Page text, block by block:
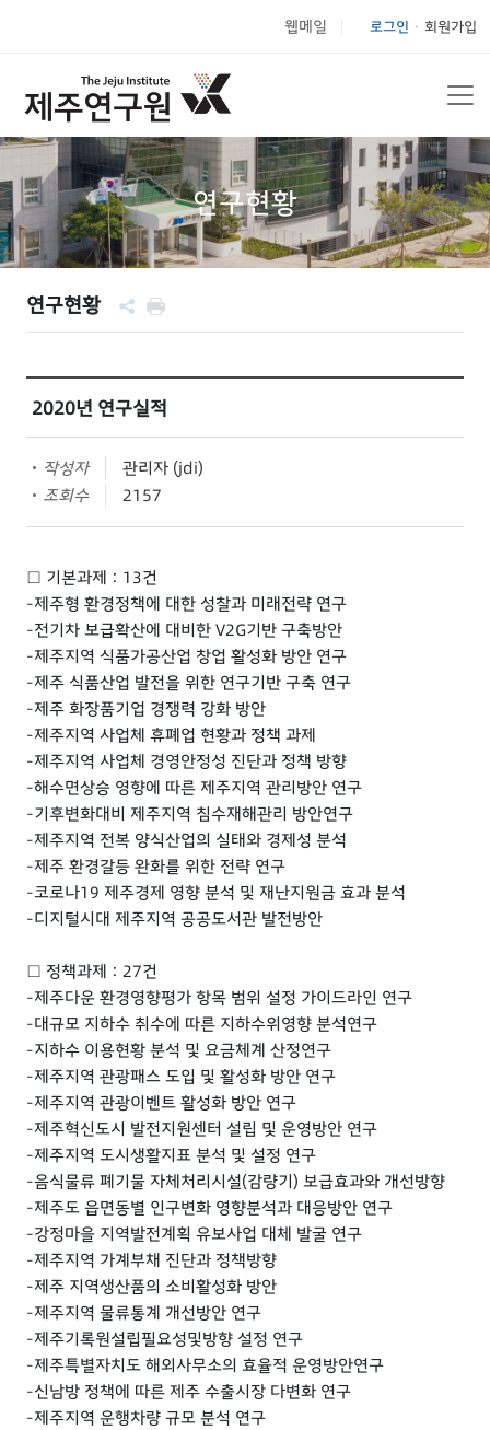
웹메일 로그인 회원가입
연구현황
연구현황
2020년 연구실적
작성자
관리자 (jdi)
조회수
2157
□ 기본과제 : 13건
-제주형 환경정책에 대한 성찰과 미래전략 연구
-전기차 보급확산에 대비한 V2G기반 구축방안
-제주지역 식품가공산업 창업 활성화 방안 연구
-제주 식품산업 발전을 위한 연구기반 구축 연구
-제주 화장품기업 경쟁력 강화 방안
-제주지역 사업체 휴폐업 현황과 정책 과제
-제주지역 사업체 경영안정성 진단과 정책 방향
-해수면상승 영향에 따른 제주지역 관리방안 연구
-기후변화대비 제주지역 침수재해관리 방안연구
-제주지역 전복 양식산업의 실태와 경제성 분석
-제주 환경갈등 완화를 위한 전략 연구
-코로나19 제주경제 영향 분석 및 재난지원금 효과 분석
-디지털시대 제주지역 공공도서관 발전방안
□ 정책과제 : 27건
-제주다운 환경영향평가 항목 범위 설정 가이드라인 연구
-대규모 지하수 취수에 따른 지하수위영향 분석연구
-지하수 이용현황 분석 및 요금체계 산정연구
-제주지역 관광패스 도입 및 활성화 방안 연구
-제주지역 관광이벤트 활성화 방안 연구
-제주혁신도시 발전지원센터 설립 및 운영방안 연구
-제주지역 도시생활지표 분석 및 설정 연구
-음식물류 폐기물 자체처리시설(감량기) 보급효과와 개선방향
-제주도 읍면동별 인구변화 영향분석과 대응방안 연구
-강정마을 지역발전계획 유보사업 대체 발굴 연구
-제주지역 가계부채 진단과 정책방향
-제주 지역생산품의 소비활성화 방안
-제주지역 물류통계 개선방안 연구
-제주기록원설립필요성및방향 설정 연구
-제주특별자치도 해외사무소의 효율적 운영방안연구
-신남방 정책에 따른 제주 수출시장 다변화 연구
-제주지역 운행차량 규모 분석 연구